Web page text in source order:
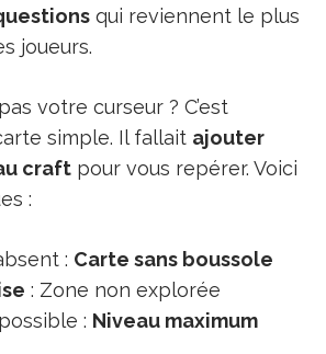
qui reviennent le plus
joueurs.
votre curseur ? C’est
simple. Il fallait ajouter
craft pour vous repérer. Voici
:
: Carte sans boussole
: Zone non explorée
: Niveau maximum